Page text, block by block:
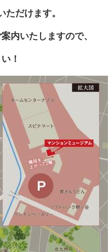
だけます。
内いたしますので、
！